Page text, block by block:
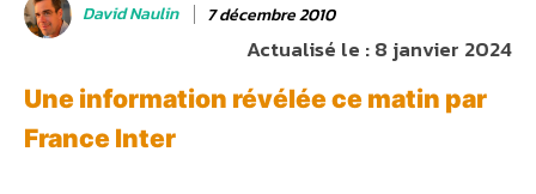
David Naulin 7 décembre 2010
Actualisé le :8 janvier 2024
Une information révélée ce matin par
France Inter